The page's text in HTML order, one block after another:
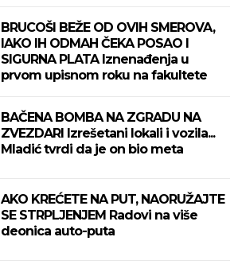
BRUCOŠI BEŽE OD OVIH SMEROVA,
IAKO IH ODMAH ČEKA POSAO I
SIGURNA PLATA Iznenađenja u
prvom upisnom roku na fakultete
BAČENA BOMBA NA ZGRADU NA
ZVEZDARI Izrešetani lokali i vozila...
Mladić tvrdi da je on bio meta
AKO KREĆETE NA PUT, NAORUŽAJTE
SE STRPLJENJEM Radovi na više
deonica auto-puta